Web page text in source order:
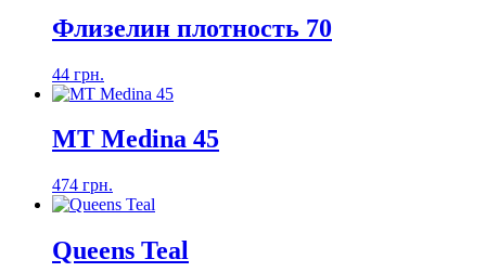
Флизелин плотность 70
44 грн.
MT Medina 45
474 грн.
Queens Teal